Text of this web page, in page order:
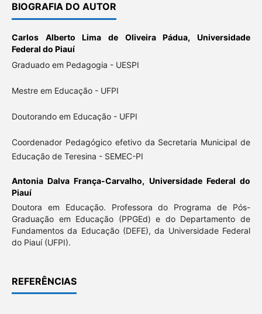
BIOGRAFIA DO AUTOR
Carlos Alberto Lima de Oliveira Pádua,Universidade
Federal do Piauí
Graduado em Pedagogia - UESPI
Mestre em Educação - UFPI
Doutorando em Educação - UFPI
Coordenador Pedagógico efetivo da Secretaria Municipal de
Educação de Teresina - SEMEC-PI
Antonia Dalva França-Carvalho, Universidade Federal do
Piauí
Doutora em Educação. Professora do Programa de Pós-
Graduação em Educação (PPGEd) e do Departamento de
Fundamentos da Educação (DEFE), da Universidade Federal
do Piauí (UFPI).
REFERÊNCIAS